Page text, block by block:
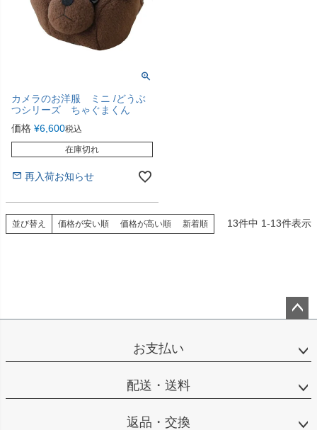
カメラのお洋服 ミニ /どうぶ
つシリーズ ちゃぐまくん
価格 ¥6,600税込
在庫切れ
再入荷お知らせ
並び替え 価格が安い順 価格が高い順 新着順 13件中 1-13件表示
ップ
お支払い
配送・送料
返品・交換